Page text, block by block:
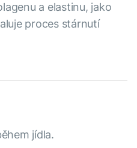
a elastinu, jako
proces stárnutí
jídla.